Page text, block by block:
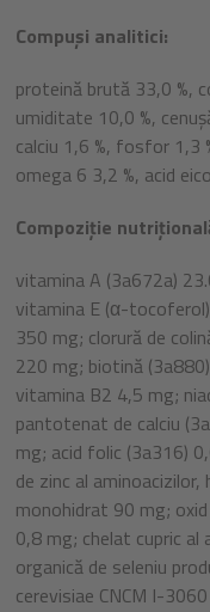
Compuși analitici:
proteină brută 33,0 %,
umiditate 10,0 %,
calciu 1,6 %, fosfor 1,3
omega 6 3,2 %, acid
Compoziție
vitamina A (3a672a)
vitamina E (α-
350 mg; clorură de
220 mg; biotină
vitamina B2 4,5 mg;
pantotenat de calciu
mg; acid folic (3a316)
de zinc al
monohidrat 90 mg;
0,8 mg; chelat cupric
organică de seleniu
cerevisiae CNCM I-